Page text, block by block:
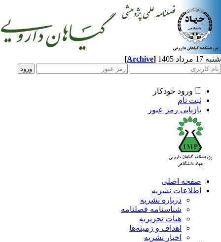
1405
[Archive]
ورود خودکار
ثبت نام
بازیابی رمز عبور
صفحه اصلی
اطلاعات نشریه
درباره نشریه
شناسنامه فصلنامه
هیات تحریریه
اهداف و زمینه‌ها
اخبار نشریه